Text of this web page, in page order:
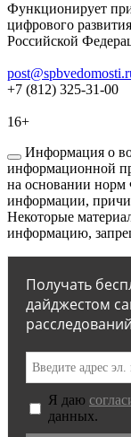
Функционирует
цифрового
Российской
+7 (812) 325-31-00
16+
Информация о
информационной
на основании норм
информации,
Некоторые
информацию,
Получать
дайджестом
расследований
Я даю
данных.